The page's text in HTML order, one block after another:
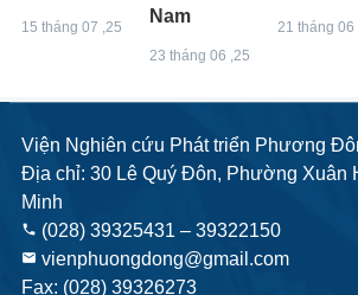
15 tháng 07 ,25
Nam
23 tháng 06 ,25
21 tháng 06
Viện Nghiên cứu Phát triển Phương
Địa chỉ: 30 Lê Quý Đôn, Phường Xuân
Minh
phone (028) 39325431 – 39322150
email vienphuongdong@gmail.com
Fax: (028) 39326273